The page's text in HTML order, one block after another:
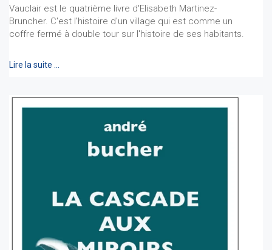
Vauclair est le quatrième livre d'Elisabeth Martinez-
Bruncher. C'est l'histoire d'un village qui est comme un
coffre fermé à double tour sur l'histoire de ses habitants.
Lire la suite …